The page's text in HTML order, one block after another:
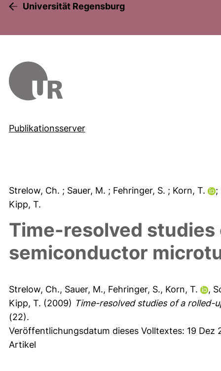
Universität Regensburg
Publikationsserver
Strelow, Ch. ; Sauer, M. ; Fehringer, S. ; Korn, T.
;
Kipp, T.
Time-resolved
semiconductor
Strelow, Ch., Sauer, M., Fehringer, S., Korn, T. ,
Kipp, T. (2009) Time-resolved studies of a rolled-
(22).
Veröffentlichungsdatum dieses Volltextes: 19 Dez
Artikel